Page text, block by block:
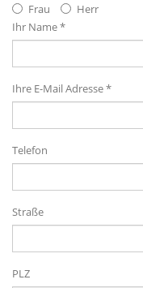
Frau
Herr
Ihr Name *
Ihre E-Mail Adresse *
Telefon
Straße
PLZ